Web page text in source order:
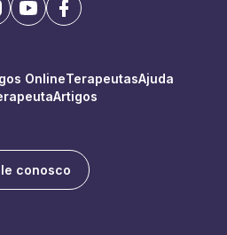
OnlineTerapeutasAjuda
Artigos
conosco